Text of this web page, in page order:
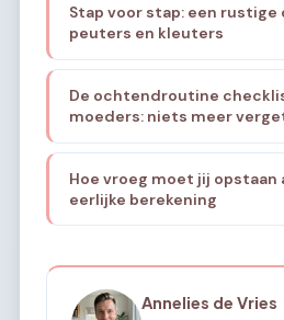
Stap voor stap: een
peuters en kleuters
De ochtendroutine
moeders: niets meer
Hoe vroeg moet jij opstaan
eerlijke berekening
Annelies de Vries